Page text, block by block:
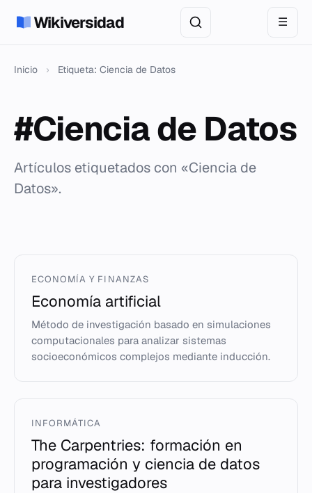
Wikiversidad ☰
Inicio › Etiqueta: Ciencia de Datos
#Ciencia de Datos
Artículos etiquetados con «Ciencia de
Datos».
ECONOMÍA Y FINANZAS
Economía artificial
Método de investigación basado en simulaciones
computacionales para analizar sistemas
socioeconómicos complejos mediante inducción.
INFORMÁTICA
The Carpentries: formación en
programación y ciencia de datos
para investigadores